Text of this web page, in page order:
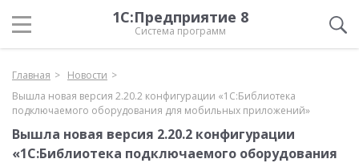
1С:Предприятие 8
Система программ
Главная
Новости
Вышла новая версия 2.20.2 конфигурации «1С:Библиотека
подключаемого оборудования для мобильных приложений»
Вышла новая версия 2.20.2 конфигурации
«1С:Библиотека подключаемого оборудования